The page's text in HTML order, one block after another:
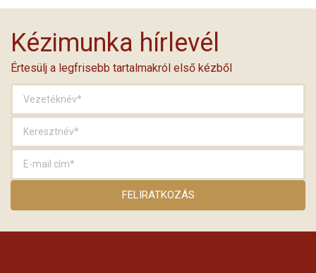
Kézimunka hírlevél
Értesülj a legfrisebb tartalmakról első kézből